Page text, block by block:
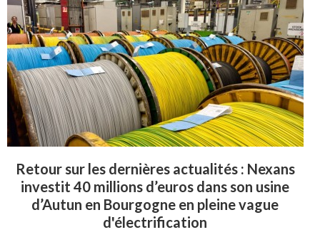
Retour sur les dernières actualités : Nexans
investit 40 millions d’euros dans son usine
d’Autun en Bourgogne en pleine vague
d'électrification